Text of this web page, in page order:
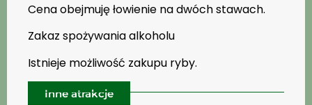
Cena obejmuję łowienie na dwóch stawach.
Zakaz spożywania alkoholu
Istnieje możliwość zakupu ryby.
Inne atrakcje